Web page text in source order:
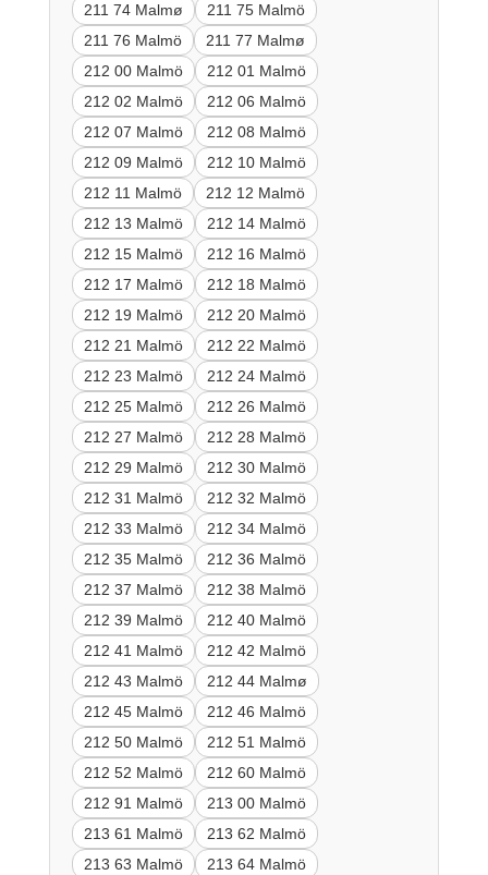
211 74 Malmø
211 75 Malmö
211 76 Malmö
211 77 Malmø
212 00 Malmö
212 01 Malmö
212 02 Malmö
212 06 Malmö
212 07 Malmö
212 08 Malmö
212 09 Malmö
212 10 Malmö
212 11 Malmö
212 12 Malmö
212 13 Malmö
212 14 Malmö
212 15 Malmö
212 16 Malmö
212 17 Malmö
212 18 Malmö
212 19 Malmö
212 20 Malmö
212 21 Malmö
212 22 Malmö
212 23 Malmö
212 24 Malmö
212 25 Malmö
212 26 Malmö
212 27 Malmö
212 28 Malmö
212 29 Malmö
212 30 Malmö
212 31 Malmö
212 32 Malmö
212 33 Malmö
212 34 Malmö
212 35 Malmö
212 36 Malmö
212 37 Malmö
212 38 Malmö
212 39 Malmö
212 40 Malmö
212 41 Malmö
212 42 Malmö
212 43 Malmö
212 44 Malmø
212 45 Malmö
212 46 Malmö
212 50 Malmö
212 51 Malmö
212 52 Malmö
212 60 Malmö
212 91 Malmö
213 00 Malmö
213 61 Malmö
213 62 Malmö
213 63 Malmö
213 64 Malmö